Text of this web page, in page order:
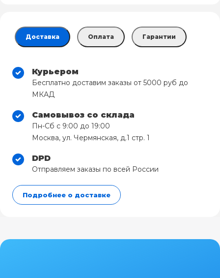
Доставка Оплата Гарантии
Курьером
Бесплатно доставим заказы от 5000 руб до
МКАД
Самовывоз со склада
Пн-Сб с 9:00 до 19:00
Москва, ул. Чермянская, д.1 стр. 1
DPD
Отправляем заказы по всей России
Подробнее о доставке